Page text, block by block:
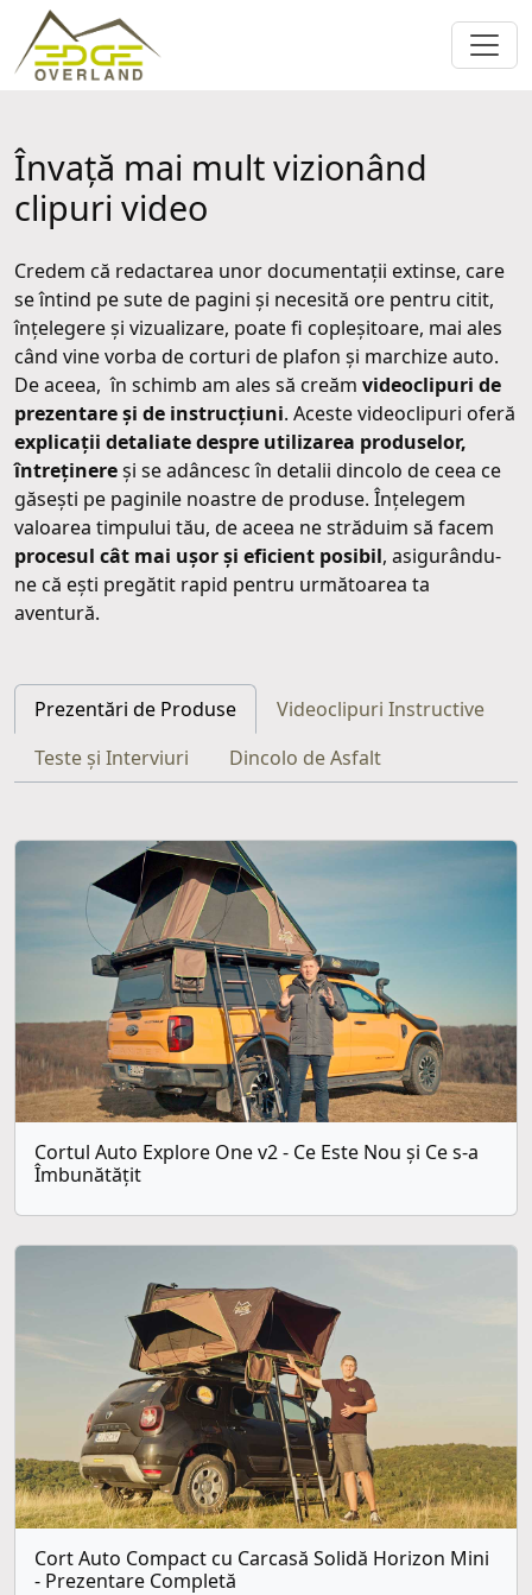
Învață mai mult vizionând
clipuri video
Credem că redactarea unor documentații extinse, care
se întind pe sute de pagini și necesită ore pentru citit,
înțelegere și vizualizare, poate fi copleșitoare, mai ales
când vine vorba de corturi de plafon și marchize auto.
De aceea, în schimb am ales să creăm videoclipuri de
prezentare și de instrucțiuni. Aceste videoclipuri oferă
explicații detaliate despre utilizarea produselor,
întreținereși se adâncesc în detalii dincolo de ceea ce
găsești pe paginile noastre de produse. Înțelegem
valoarea timpului tău, de aceea ne străduim să facem
procesul cât mai ușor și eficient posibil, asigurându-
ne că ești pregătit rapid pentru următoarea ta
aventură.
Prezentări de Produse
Videoclipuri Instructive
Teste și Interviuri
Dincolo de Asfalt
Cortul Auto Explore One v2 - Ce Este Nou și Ce s-a
Îmbunătățit
Cort Auto Compact cu Carcasă Solidă Horizon Mini
- Prezentare Completă